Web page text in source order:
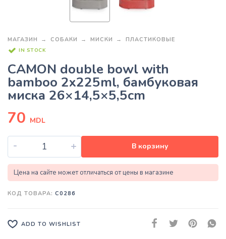
МАГАЗИН СОБАКИ МИСКИ ПЛАСТИКОВЫЕ
IN STOCK
CAMON double bowl with
bamboo 2x225ml, бамбуковая
миска 26×14,5×5,5cm
70 MDL
- + В корзину
Цена на сайте может отличаться от цены в магазине
КОД ТОВАРА: C0286
ADD TO WISHLIST